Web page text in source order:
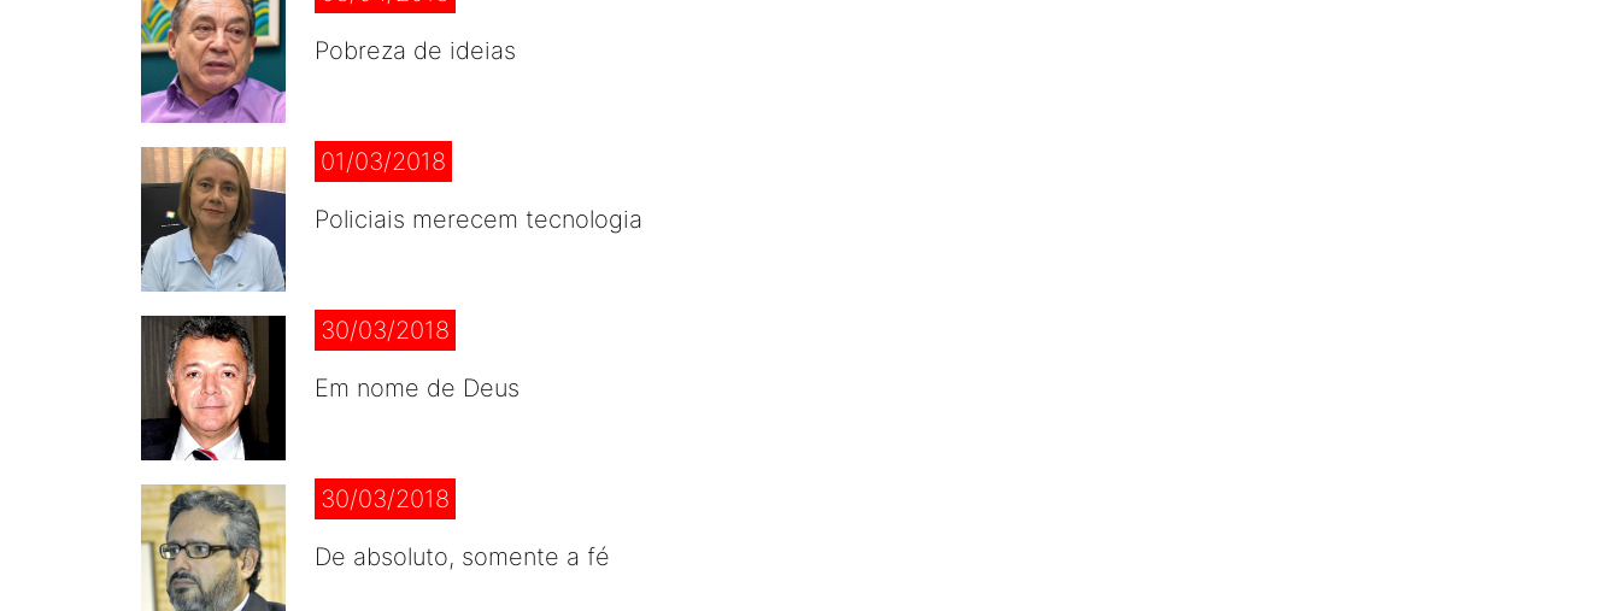
Pobreza de ideias
01/03/2018
Policiais merecem tecnologia
30/03/2018
Em nome de Deus
30/03/2018
De absoluto, somente a fé